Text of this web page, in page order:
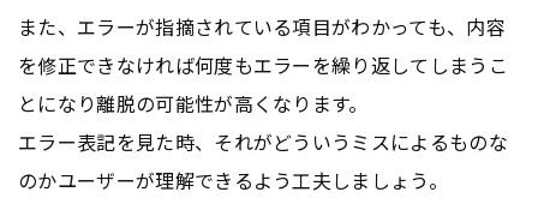
また、エラーが指摘されている項目がわかっても、内容
を修正できなければ何度もエラーを繰り返してしまうこ
とになり離脱の可能性が高くなります。
エラー表記を見た時、それがどういうミスによるものな
のかユーザーが理解できるよう工夫しましょう。